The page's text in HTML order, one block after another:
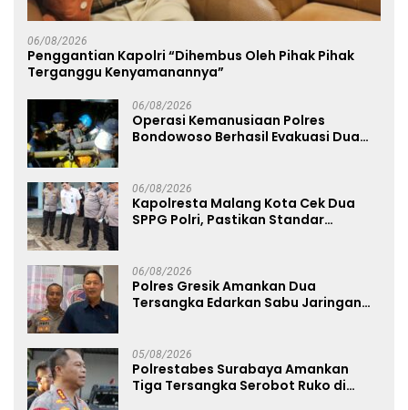
06/08/2026
Penggantian Kapolri “Dihembus Oleh Pihak Pihak
Terganggu Kenyamanannya”
06/08/2026
Operasi Kemanusiaan Polres
Bondowoso Berhasil Evakuasi Dua
06/08/2026
Kapolresta Malang Kota Cek Dua
SPPG Polri, Pastikan Standar
06/08/2026
Polres Gresik Amankan Dua
Tersangka Edarkan Sabu Jaringan
05/08/2026
Polrestabes Surabaya Amankan
Tiga Tersangka Serobot Ruko di